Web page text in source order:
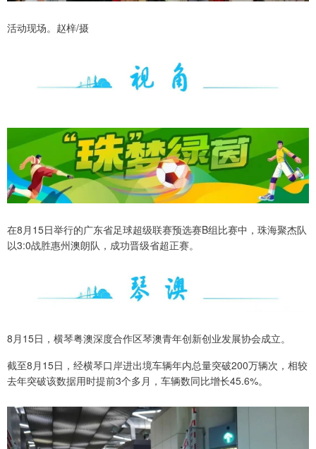
活动现场。赵梓/摄
在8月15日举行的广东省足球超级联赛预选赛B组比赛中，珠海聚杰队
以3:0战胜惠州澳朗队，成功晋级省超正赛。
8月15日，横琴粤澳深度合作区琴澳青年创新创业发展协会成立。
截至8月15日，经横琴口岸进出境车辆年内总量突破200万辆次，相较
去年突破该数据用时提前3个多月，车辆数同比增长45.6%。